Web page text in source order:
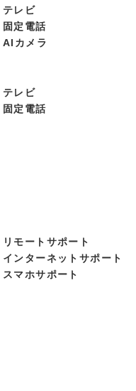
テレビ
固定電話
AIカメラ
テレビ
固定電話
リモートサポート
インターネットサポート
スマホサポート